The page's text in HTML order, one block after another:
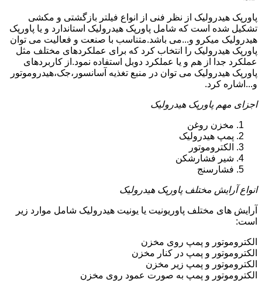
پاورپک هیدرولیک از نظر فنی از انواع فیلتر بازگشتی و مکشی
تشکیل شده است که شامل پاورپک هیدرولیک استاندارد و یا پاورپک
هیدرولیک میکرو و...می باشد.متناسب با صنعت و فعالیت می توان
پاورپک هیدرولیک را انتخاب کرد که برای عملکردهای مختلف مثل
عملکرد جدا از هم و یا عملکرد دوبل استفاده نمود.از کاربردهای
پاورپک هیدرولیک می توان در منبع تغذیه آسانسور،جک،هیدروموتور
و...اشاره کرد.
اجزای مهم پاورپک هیدرولیک
مخزن روغن
پمپ هیدرولیک
الکتروموتور
شیر فشارشکن
فشارسنج
انواع آرایش مختلف پاورپک هیدرولیک
آرایش های مختلف پاوریونیت یا یونیت هیدرولیک شامل موارد زیر
است:
الکتروموتور و پمپ روی مخزن
الکتروموتور و پمپ در کنار مخزن
الکتروموتور و پمپ زیر مخزن
الکتروموتور و پمپ به صورت عمود روی مخزن